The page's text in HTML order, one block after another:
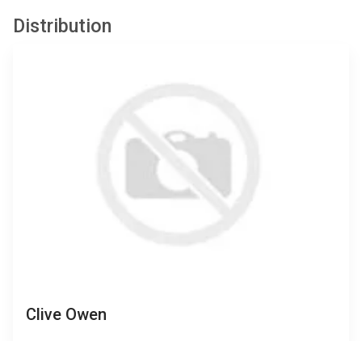
Distribution
Clive Owen